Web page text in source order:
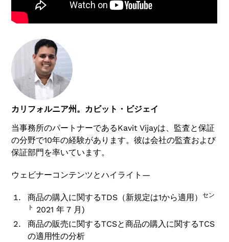
カリフォルニア州。カビット・ビジェイ
当事務所のパートナーであるKavit Vijayは、監査と保証
の分野で10年の経験があります。彼は会社の監査および
保証部門を率いています。
ウェビナーコンテンツとハイライト—
商品の購入に関するTDS（新規定は1から適用）セン
ト
2021 年 7 月)
商品の販売に関するTCSと商品の購入に関するTCS
の適用性の分析